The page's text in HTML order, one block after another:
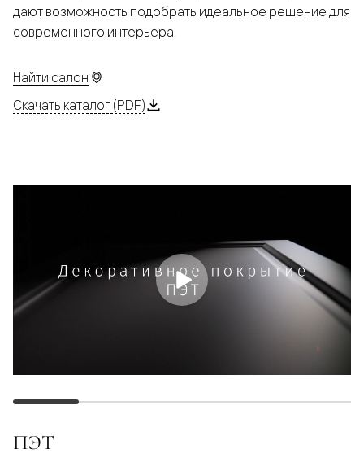
дают возможность подобрать идеальное решение для
современного интерьера.
Найти салон
Скачать каталог (PDF)
ПЭТ